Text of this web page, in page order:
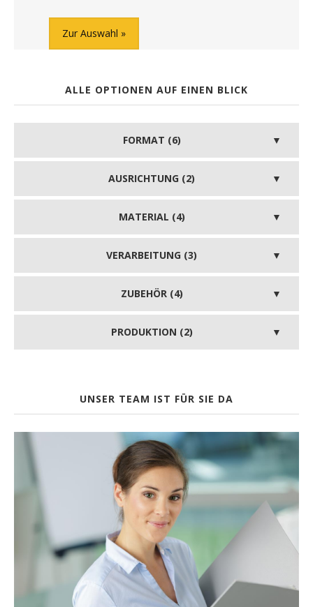
Zur Auswahl
ALLE OPTIONEN AUF EINEN BLICK
FORMAT (6)
AUSRICHTUNG (2)
MATERIAL (4)
VERARBEITUNG (3)
ZUBEHÖR (4)
PRODUKTION (2)
UNSER TEAM IST FÜR SIE DA